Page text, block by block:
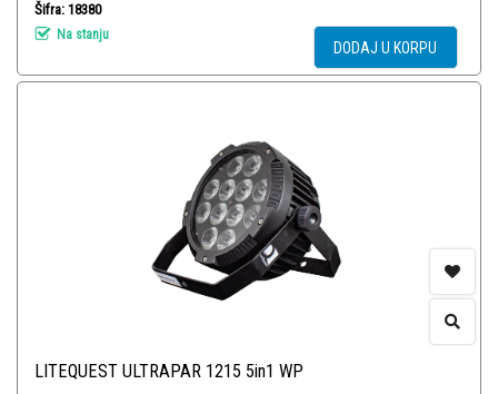
Šifra: 18380
Na stanju
DODAJ U KORPU
LITEQUEST ULTRAPAR 1215 5in1 WP